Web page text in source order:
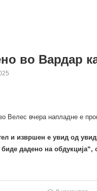
во Вардар
Велес вчера напладне е
и извршен е увид од
дадено на